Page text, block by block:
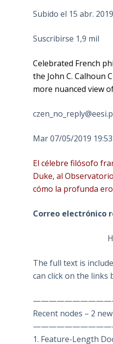
Subido el 15 abr. 2019
Suscribirse 1,9 mil
Celebrated French
the John C. Calhoun
more nuanced view
Mar 07/05/2019 19:53
El célebre filósofo
Duke, al
cómo la profunda
Correo electrónico
The full text is
can click on the links
Recent nodes – 2
1. Feature-Length